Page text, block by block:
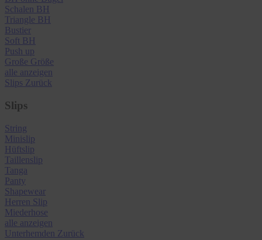
Schalen BH
Triangle BH
Bustier
Soft BH
Push up
Große Größe
alle anzeigen
Slips Zurück
Slips
String
Minislip
Hüftslip
Taillenslip
Tanga
Panty
Shapewear
Herren Slip
Miederhose
alle anzeigen
Unterhemden Zurück